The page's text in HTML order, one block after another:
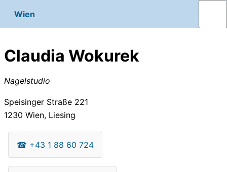
Wien
Claudia Wokurek
Nagelstudio
Speisinger Straße 221
1230 Wien, Liesing
☎ +43 1 88 60 724